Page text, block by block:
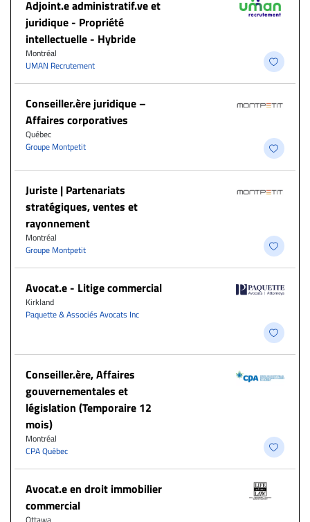
Adjoint.e administratif.ve et
juridique - Propriété
intellectuelle - Hybride
Montréal
UMAN Recrutement
Conseiller.ère juridique –
Affaires corporatives
Québec
Groupe Montpetit
Juriste | Partenariats
stratégiques, ventes et
rayonnement
Montréal
Groupe Montpetit
Avocat.e - Litige commercial
Kirkland
Paquette & Associés Avocats Inc
Conseiller.ère, Affaires
gouvernementales et
législation (Temporaire 12
mois)
Montréal
CPA Québec
Avocat.e en droit immobilier
commercial